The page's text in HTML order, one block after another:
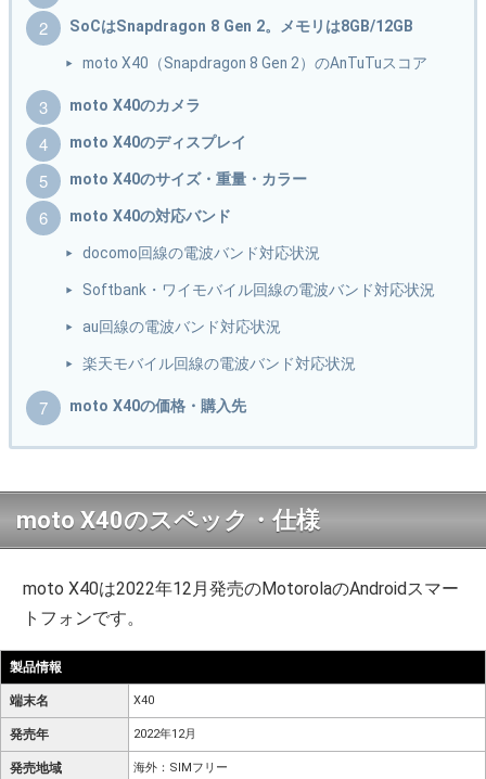
SoCはSnapdragon 8 Gen 2。メモリは8GB/12GB
moto X40（Snapdragon 8 Gen 2）のAnTuTuスコア
moto X40のカメラ
moto X40のディスプレイ
moto X40のサイズ・重量・カラー
moto X40の対応バンド
docomo回線の電波バンド対応状況
Softbank・ワイモバイル回線の電波バンド対応状況
au回線の電波バンド対応状況
楽天モバイル回線の電波バンド対応状況
moto X40の価格・購入先
moto X40のスペック・仕様
moto X40は2022年12月発売のMotorolaのAndroidスマー
トフォンです。
製品情報
端末名 X40
発売年 2022年12月
発売地域 海外：SIMフリー